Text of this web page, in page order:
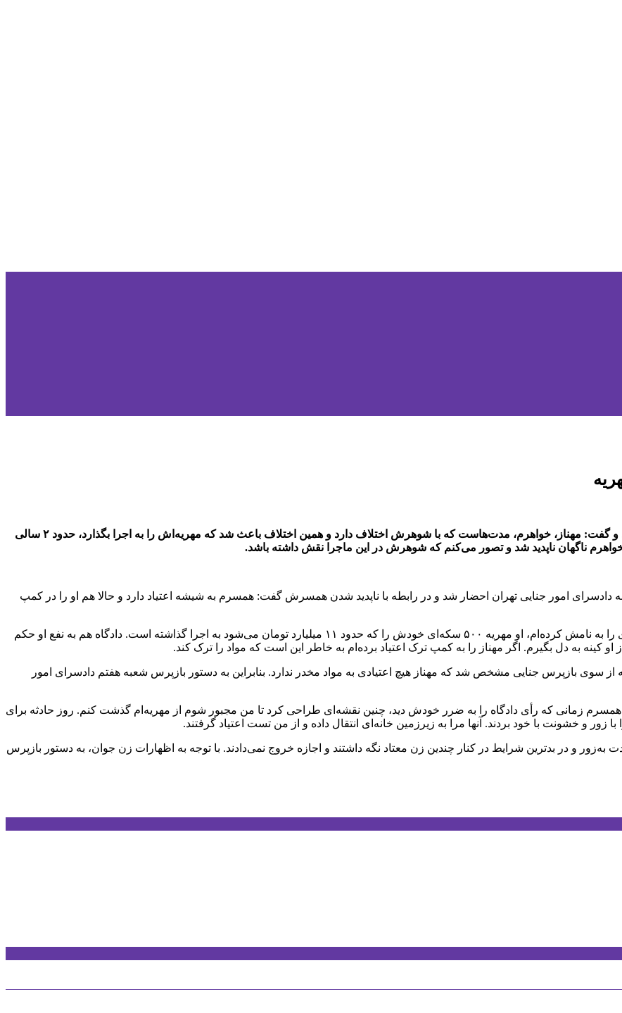
چند روز قبل زن جوانی به پلیس رفت و از ناپدید شدن خواهرش خبر داد و گفت: مهناز، خواهرم، مدت‌هاست که با شوهرش اختلاف دارد و همین اختلاف باعث شد که مهریه‌اش را به اجرا بگذارد، حدود ۲ سالی
ناگهان ناپدید شد و تصور می‌کنم که شوهرش در این ماجرا نقش داشته باشد.
امور جنایی تهران احضار شد و در رابطه با ناپدید شدن همسرش گفت: همسرم به شیشه اعتیاد دارد و حالا هم او را در کمپ
مرد میانسال در ادامه گفت: من و او با هم اختلاف داریم، با اینکه خانه‌ای را به نامش کرده‌ام، او مهریه ۵۰۰ سکه‌ای خودش را که حدود ۱۱ میلیارد تومان می‌شود به اجرا گذاشته است. دادگاه هم به نفع او حکم
کینه به دل بگیرم. اگر مهناز را به کمپ ترک اعتیاد برده‌ام به خاطر این است که مواد را ترک کند.
سوی بازپرس جنایی مشخص شد که مهناز هیچ اعتیادی به مواد مخدر ندارد. بنابراین به دستور بازپرس شعبه هفتم دادسرای امور
گفت: همسرم زمانی که رأی دادگاه را به ضرر خودش دید، چنین نقشه‌ای طراحی کرد تا من مجبور شوم از مهریه‌ام گذشت کنم. روز حادثه برای
به‌زور و در بدترین شرایط در کنار چندین زن معتاد نگه داشتند و اجازه خروج نمی‌دادند. با توجه به اظهارات زن جوان، به دستور بازپرس